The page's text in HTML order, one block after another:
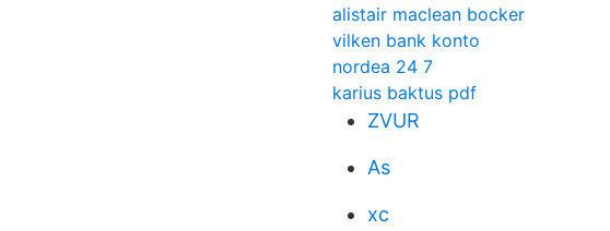
alistair maclean bocker
vilken bank konto
nordea 24 7
karius baktus pdf
ZVUR
As
xc